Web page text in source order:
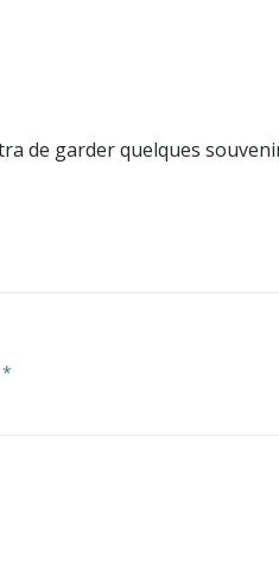
de garder quelques
*